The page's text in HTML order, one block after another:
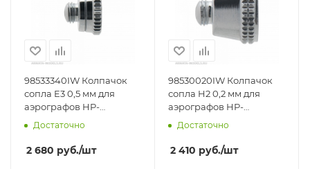
98533340IW Колпачок
сопла E3 0,5 мм для
аэрографов HP-
BS/CS/SBS (I 602 2) Anest
Iwata
Достаточно
2 680 руб./шт
98530020IW Колпачок
сопла H2 0,2 мм для
аэрографов HP-
AH/BH/AP/BP/SBP (I 140 1)
Anest Iwata
Достаточно
2 410 руб./шт